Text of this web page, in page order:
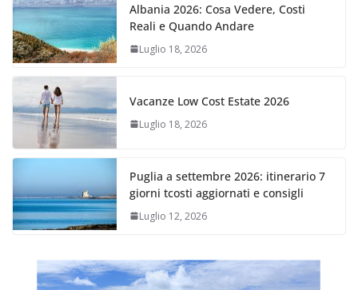
Albania 2026: Cosa Vedere, Costi
Reali e Quando Andare
Luglio 18, 2026
Vacanze Low Cost Estate 2026
Luglio 18, 2026
Puglia a settembre 2026: itinerario 7
giorni tcosti aggiornati e consigli
Luglio 12, 2026